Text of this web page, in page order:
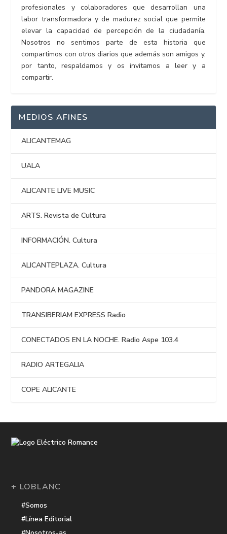
profesionales y colaboradores que desarrollan una
labor transformadora y de madurez social que permite
elevar la capacidad de percepción de la ciudadanía.
Nosotros no sentimos parte de esta historia que
compartimos con otros diarios que además son amigos y,
por tanto, respaldamos y os invitamos a leer y a
compartir.
MEDIOS AFINES
ALICANTEMAG
UALA
ALICANTE LIVE MUSIC
ARTS. Revista de Cultura
INFORMACIÓN. Cultura
ALICANTEPLAZA. Cultura
PANDORA MAGAZINE
TRANSIBERIAM EXPRESS Radio
CONECTADOS EN LA NOCHE. Radio Aspe 103.4
RADIO ARTEGALIA
COPE ALICANTE
+ LOBLANC
#Somos
#Línea Editorial